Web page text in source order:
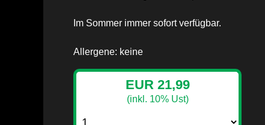
Im Sommer immer sofort verfügbar.
Allergene: keine
EUR 21,99
(inkl. 10% Ust)